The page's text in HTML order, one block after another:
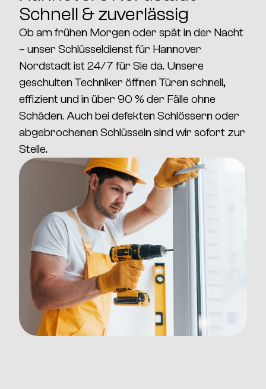
Schnell & zuverlässig
Ob am frühen Morgen oder spät in der Nacht
– unser Schlüsseldienst für Hannover
Nordstadtist24/7 für Sie da. Unsere
geschulten Techniker öffnen Türen schnell,
effizient undin über 90 % der Fälle ohne
Schäden.Auch bei defekten Schlössern oder
abgebrochenen Schlüsseln sind wir sofort zur
Stelle.